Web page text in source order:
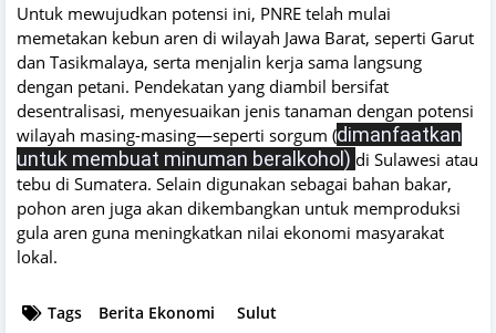
Untuk mewujudkan potensi ini, PNRE telah mulai
memetakan kebun aren di wilayah Jawa Barat, seperti Garut
dan Tasikmalaya, serta menjalin kerja sama langsung
dengan petani. Pendekatan yang diambil bersifat
desentralisasi, menyesuaikan jenis tanaman dengan potensi
wilayah masing-masing—seperti sorgum (dimanfaatkan
untuk membuat minuman beralkohol) di Sulawesi atau
tebu di Sumatera. Selain digunakan sebagai bahan bakar,
pohon aren juga akan dikembangkan untuk memproduksi
gula aren guna meningkatkan nilai ekonomi masyarakat
lokal.
Tags Berita Ekonomi Sulut